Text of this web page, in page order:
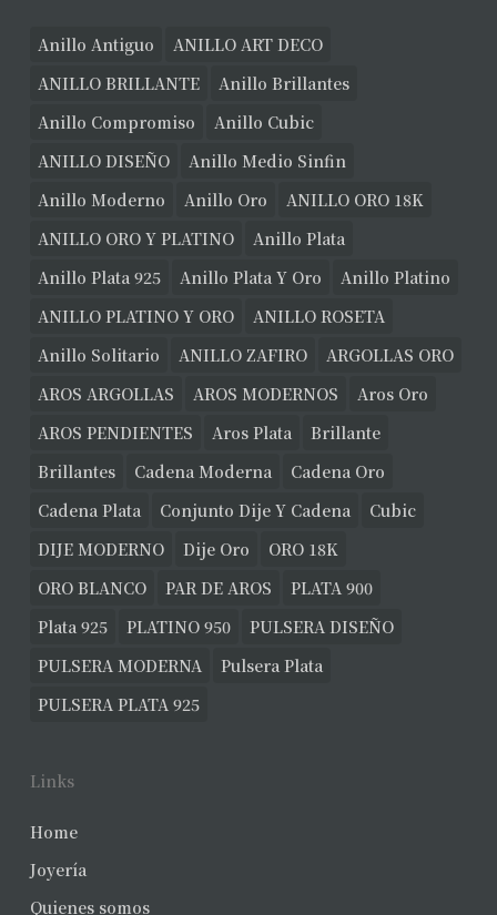
Anillo Antiguo
ANILLO ART DECO
ANILLO BRILLANTE
Anillo Brillantes
Anillo Compromiso
Anillo Cubic
ANILLO DISEÑO
Anillo Medio Sinfin
Anillo Moderno
Anillo Oro
ANILLO ORO 18K
ANILLO ORO Y PLATINO
Anillo Plata
Anillo Plata 925
Anillo Plata Y Oro
Anillo Platino
ANILLO PLATINO Y ORO
ANILLO ROSETA
Anillo Solitario
ANILLO ZAFIRO
ARGOLLAS ORO
AROS ARGOLLAS
AROS MODERNOS
Aros Oro
AROS PENDIENTES
Aros Plata
Brillante
Brillantes
Cadena Moderna
Cadena Oro
Cadena Plata
Conjunto Dije Y Cadena
Cubic
DIJE MODERNO
Dije Oro
ORO 18K
ORO BLANCO
PAR DE AROS
PLATA 900
Plata 925
PLATINO 950
PULSERA DISEÑO
PULSERA MODERNA
Pulsera Plata
PULSERA PLATA 925
Links
Home
Joyería
Quienes somos